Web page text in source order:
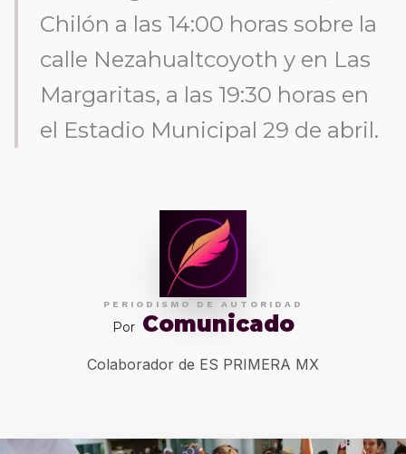
Chilón a las 14:00 horas sobre la
calle Nezahualtcoyoth y en Las
Margaritas, a las 19:30 horas en
el Estadio Municipal 29 de abril.
PERIODISMO DE AUTORIDAD
Por Comunicado
Colaborador de ES PRIMERA MX